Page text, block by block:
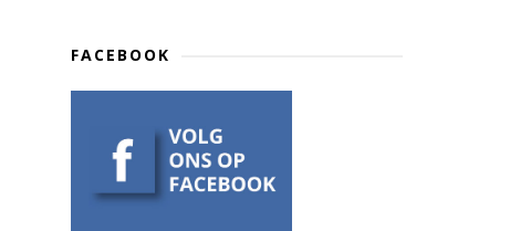
FACEBOOK